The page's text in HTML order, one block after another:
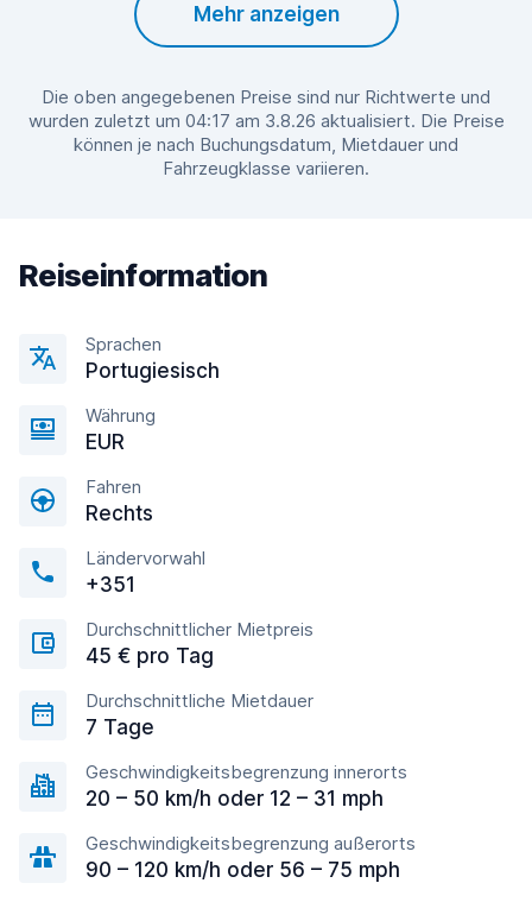
Mehr anzeigen
Die oben angegebenen Preise sind nur Richtwerte und
wurden zuletzt um 04:17 am 3.8.26 aktualisiert. Die Preise
können je nach Buchungsdatum, Mietdauer und
Fahrzeugklasse variieren.
Reiseinformation
Sprachen
Portugiesisch
Währung
EUR
Fahren
Rechts
Ländervorwahl
+351
Durchschnittlicher Mietpreis
45 € pro Tag
Durchschnittliche Mietdauer
7 Tage
Geschwindigkeitsbegrenzung innerorts
20 – 50 km/h oder 12 – 31 mph
Geschwindigkeitsbegrenzung außerorts
90 – 120 km/h oder 56 – 75 mph